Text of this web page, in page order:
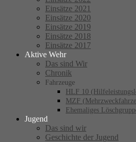
Einsätze 2021
Einsätze 2020
Einsätze 2019
Einsätze 2018
Einsätze 2017
Aktive Wehr
Das sind Wir
Chronik
Fahrzeuge
HLF 10
MZF
Ehemaliges
Jugend
Das sind wir
Geschichte der Jugend